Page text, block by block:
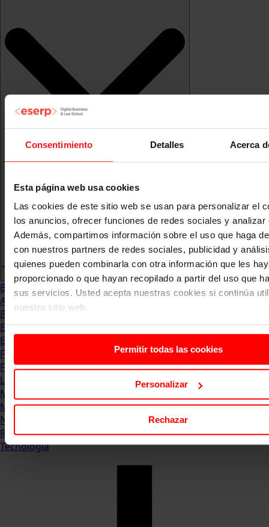
Consentimiento Detalles Acerca
Esta página web usa cookies
Las cookies de este sitio web se usan para personalizar el
los anuncios, ofrecer funciones de redes sociales y analizar
Además, compartimos información sobre el uso que haga
con nuestros partners de redes sociales, publicidad y
quienes pueden combinarla con otra información que les
proporcionado o que hayan recopilado a partir del uso que
sus servicios. Usted acepta nuestras cookies si continúa
nuestro sitio web.
Permitir todas las cookies
Personalizar
Rechazar
Blog
Abogacia
Business
Empleo & Emprendimiento
Empresas
Finanzas
Formación & Estudios
Luxury
Management
Marketing & Comunicación
Negocios
Recursos Humanos
Tecnología